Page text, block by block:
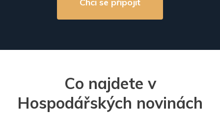
Co najdete v
Hospodářských novinách